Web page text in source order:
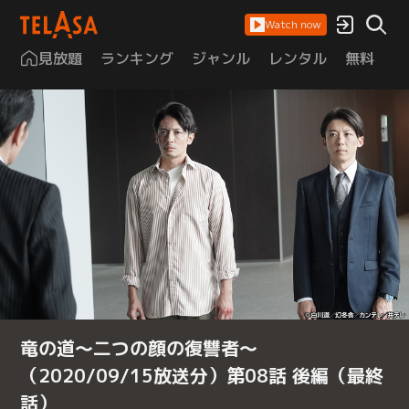
Watch now
見放題 ランキング ジャンル レンタル 無料
竜の道～二つの顔の復讐者～
（2020/09/15放送分）第08話 後編（最終
話）